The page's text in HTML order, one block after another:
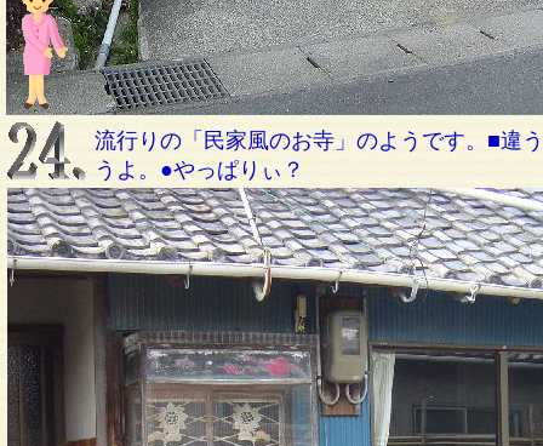
流行りの「民家風のお寺」のようです。■違
うよ。●やっぱりぃ？